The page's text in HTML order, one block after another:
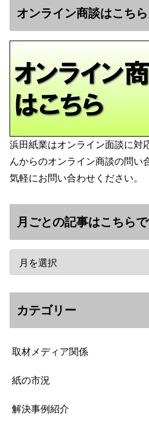
オンライン商談はこちら
浜田紙業はオンライン面談に対
んからのオンライン商談の問い
気軽にお問い合わせください。
月ごとの記事はこちら
カテゴリー
取材メディア関係
紙の市況
解決事例紹介